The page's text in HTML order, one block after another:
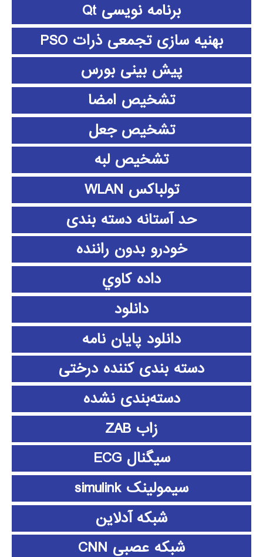
برنامه نویسی Qt
بهنیه سازی تجمعی ذرات PSO
پیش بینی بورس
تشخیص امضا
تشخیص جعل
تشخیص لبه
تولباکس WLAN
حد آستانه دسته بندی
خودرو بدون راننده
داده كاوي
دانلود
دانلود پايان نامه
دسته بندی کننده درختی
دسته‌بندی نشده
زاب ZAB
سیگنال ECG
سیمولینک simulink
شبکه آدلاین
شبکه عصبی CNN